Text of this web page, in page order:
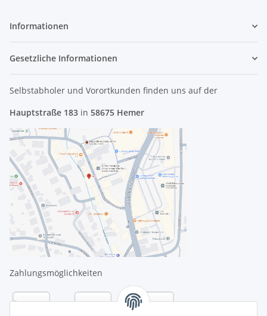
Informationen
Gesetzliche Informationen
Selbstabholer und Vorortkunden finden uns auf der
Hauptstraße 183 in 58675 Hemer
Zahlungsmöglichkeiten